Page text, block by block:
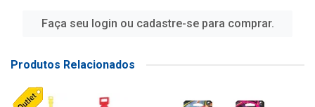
Faça seu login ou cadastre-se para comprar.
Produtos Relacionados